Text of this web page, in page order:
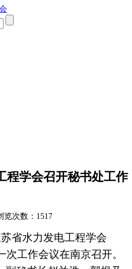
程学会召开秘书处工作
次数：1517
省水力发电工程学会
次工作会议在南京召开。